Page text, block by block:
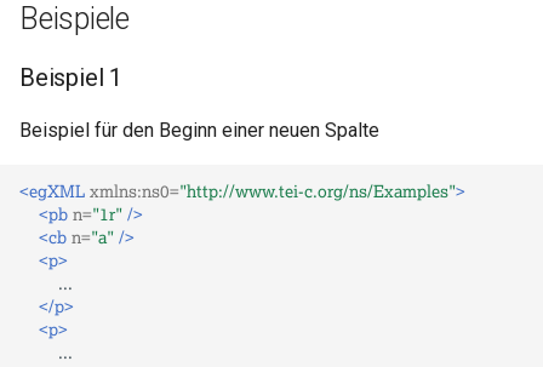
Beispiele
Beispiel 1
Beispiel für den Beginn einer neuen Spalte
<egXML xmlns:ns0="http://www.tei-c.org/ns/Examples">
<pb n="1r" />
<cb n="a" />
<p>
</p>
<p>